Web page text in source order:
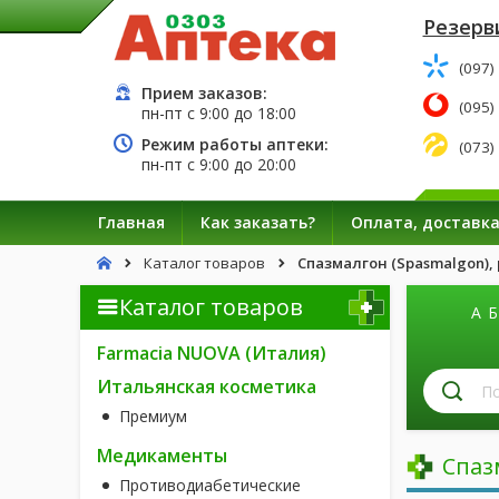
Прием заказов:
пн-пт с9:00 до 18:00
Режим работы аптеки:
пн-пт с9:00 до 20:00
(097)
(095)
(073)
Главная Как заказать? Оплата, доставка
Каталог товаров Спазмалгон
Каталог товаров
Farmacia NUOVA (Италия)
Итальянская косметика
Премиум
Медикаменты
Противодиабетические
А Б